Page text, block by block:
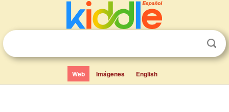
Web Imágenes English